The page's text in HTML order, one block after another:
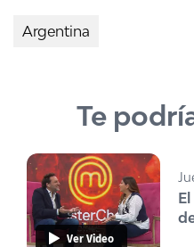
Argentina
Te
Ver Video